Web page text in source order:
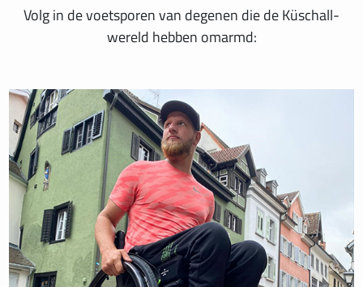
Volg in de voetsporen van degenen die de Küschall-
wereld hebben omarmd:
ITALY
NORWAY
PORTUGAL
SCHWEIZ
SPAIN
SUISSE